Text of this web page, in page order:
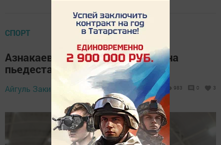
СПОРТ
Азнакаевские гимнастки вновь на
пьедестале!
Айгуль Закирова, 20 ноября 2023 - 09:45 983 0 3